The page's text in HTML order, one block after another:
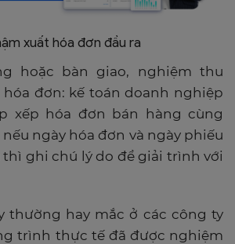
xuất hóa đơn đầu ra
hoặc bàn giao, nghiệm thu
đơn: kế toán doanh nghiệp
xếp hóa đơn bán hàng cùng
ngày hóa đơn và ngày phiếu
thì ghi chú lý do để giải trình với
thường hay mắc ở các công ty
trình thực tế đã được nghiệm